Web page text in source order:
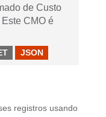
de Custo
CMO é
JSON
registros usando